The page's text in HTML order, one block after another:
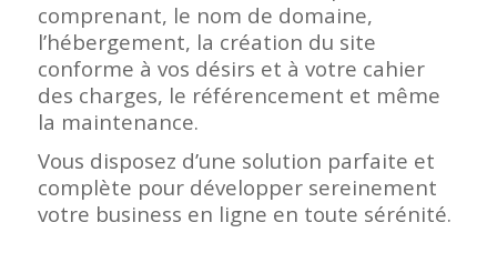
comprenant, le nom de domaine,
l’hébergement, la création du site
conforme à vos désirs et à votre cahier
des charges, le référencement et même
la maintenance.
Vous disposez d’une solution parfaite et
complète pour développer sereinement
votre business en ligne en toute sérénité.